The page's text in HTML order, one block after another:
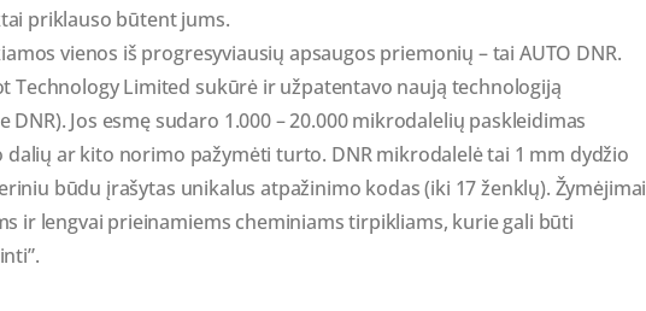
priklauso būtent jums.
vienos iš progresyviausių apsaugos priemonių – tai AUTO DNR.
Technology Limited sukūrė ir užpatentavo naują technologiją
Jos esmę sudaro 1.000 – 20.000 mikrodalelių paskleidimas
ar kito norimo pažymėti turto. DNR mikrodalelė tai 1 mm dydžio
būdu įrašytas unikalus atpažinimo kodas (iki 17 ženklų). Žymėjimai
ir lengvai prieinamiems cheminiams tirpikliams, kurie gali būti